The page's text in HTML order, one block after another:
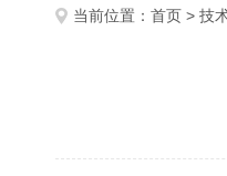
当前位置： 首页 > 技